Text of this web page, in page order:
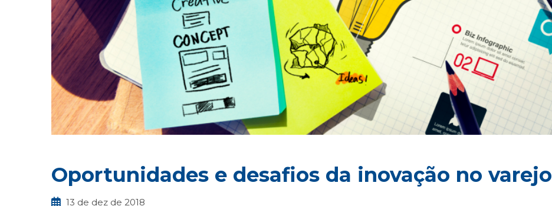
Oportunidades e desafios da inovação no varejo
13 de dez de 2018